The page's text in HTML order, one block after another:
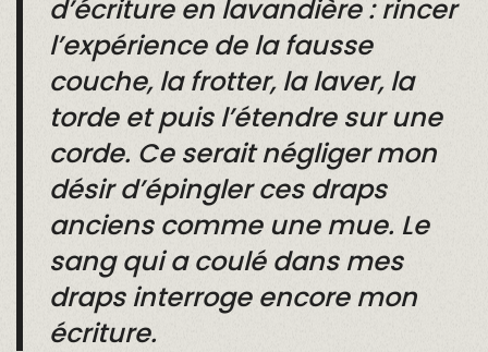
d’écriture en lavandière : rincer
l’expérience de la fausse
couche, la frotter, la laver, la
torde et puis l’étendre sur une
corde. Ce serait négliger mon
désir d’épingler ces draps
anciens comme une mue. Le
sang qui a coulé dans mes
draps interroge encore mon
écriture.